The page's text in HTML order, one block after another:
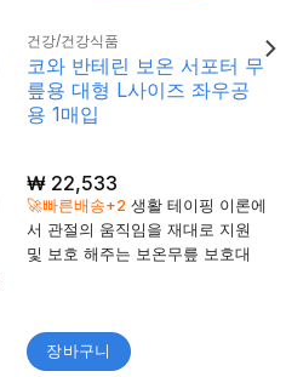
건강/건강식품
코와 반테린 보온 서포터 무
릎용 대형 L사이즈 좌우공
용 1매입
₩22,533
🚀빠른배송+2생활 테이핑 이론에
서 관절의 움직임을 재대로 지원
및 보호 해주는 보온무릎 보호대
장바구니